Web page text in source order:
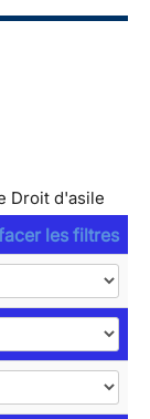
Droit d'asile
les filtres